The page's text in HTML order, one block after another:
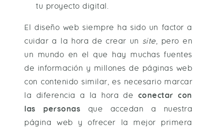
tu proyecto digital.
El diseño web siempre ha sido un factor a
cuidar a la hora de crear un site, pero en
un mundo en el que hay muchas fuentes
de información y millones de páginas web
con contenido similar, es necesario marcar
la diferencia a la hora de conectar con
las personas que accedan a nuestra
página web y ofrecer la mejor primera